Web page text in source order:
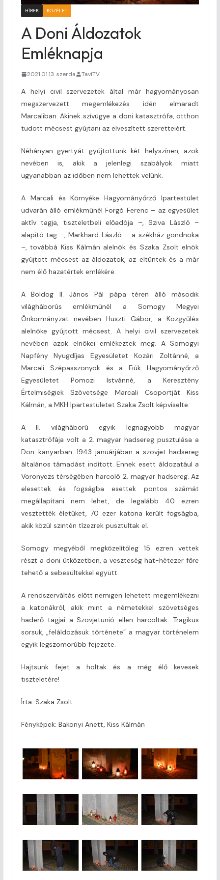
HÍREK KÖZÉLET
A Doni Áldozatok
Emléknapja
2021.01.13. szerda TaviTV
A helyi civil szervezetek által már hagyományosan
megszervezett megemlékezés idén elmaradt
Marcaliban. Akinek szívügye a doni katasztrófa, otthon
tudott mécsest gyújtani az elveszített szeretteiért.
Néhányan gyertyát gyújtottunk két helyszínen, azok
nevében is, akik a jelenlegi szabályok miatt
ugyanabban az időben nem lehettek velünk.
A Marcali és Környéke Hagyományőrző Ipartestület
udvarán álló emlékműnél Forgó Ferenc – az egyesület
aktív tagja, tiszteletbeli előadója –, Sziva László –
alapító tag –, Markhard László – a székház gondnoka
–, továbbá Kiss Kálmán alelnök és Szaka Zsolt elnök
gyújtott mécsest az áldozatok, az eltűntek és a már
nem élő hazatértek emlékére.
A Boldog II. János Pál pápa téren álló második
világháborús emlékműnél a Somogy Megyei
Önkormányzat nevében Huszti Gábor, a Közgyűlés
alelnöke gyújtott mécsest. A helyi civil szervezetek
nevében azok elnökei emlékeztek meg. A Somogyi
Napfény Nyugdíjas Egyesületet Kozári Zoltánné, a
Marcali Szépasszonyok és a Fiúk Hagyományőrző
Egyesületet Pomozi Istvánné, a Keresztény
Értelmiségiek Szövetsége Marcali Csoportját Kiss
Kálmán, a MKH Ipartestületet Szaka Zsolt képviselte.
A II. világháború egyik legnagyobb magyar
katasztrófája volt a 2. magyar hadsereg pusztulása a
Don-kanyarban. 1943 januárjában a szovjet hadsereg
általános támadást indított. Ennek esett áldozatául a
Voronyezs térségében harcoló 2. magyar hadsereg. Az
elesettek és fogságba esettek pontos számát
megállapítani nem lehet, de legalább 40 ezren
vesztették életüket, 70 ezer katona került fogságba,
akik közül szintén tízezrek pusztultak el.
Somogy megyéből megközelítőleg 15 ezren vettek
részt a doni ütközetben, a veszteség hat-hétezer főre
tehető a sebesültekkel együtt.
A rendszerváltás előtt nemigen lehetett megemlékezni
a katonákról, akik mint a németekkel szövetséges
haderő tagjai a Szovjetunió ellen harcoltak. Tragikus
sorsuk, „feláldozásuk története” a magyar történelem
egyik legszomorúbb fejezete.
Hajtsunk fejet a holtak és a még élő kevesek
tiszteletére!
Írta: Szaka Zsolt
Fényképek: Bakonyi Anett, Kiss Kálmán